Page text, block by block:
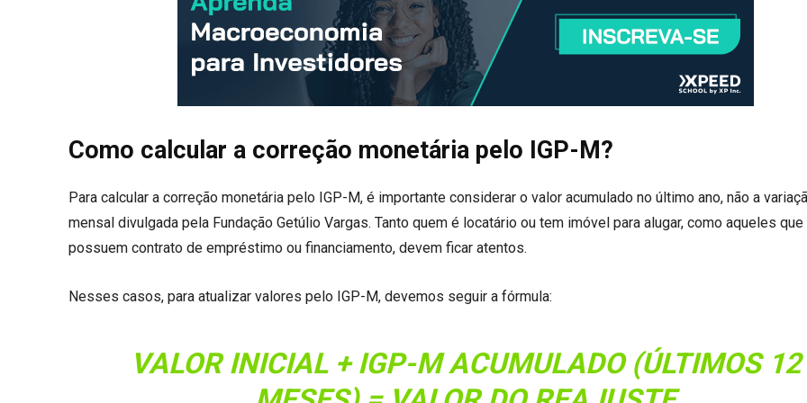
Como calcular a correção monetária pelo IGP-M?
Para calcular a correção monetária pelo IGP-M, é importante considerar o valor acumulado no último ano, não a
mensal divulgada pela Fundação Getúlio Vargas. Tanto quem é locatário ou tem imóvel para alugar, como aqueles que
possuem contrato de empréstimo ou financiamento, devem ficar atentos.
Nesses casos, para atualizar valores pelo IGP-M, devemos seguir a fórmula:
VALOR INICIAL + IGP-M ACUMULADO (ÚLTIMOS 12